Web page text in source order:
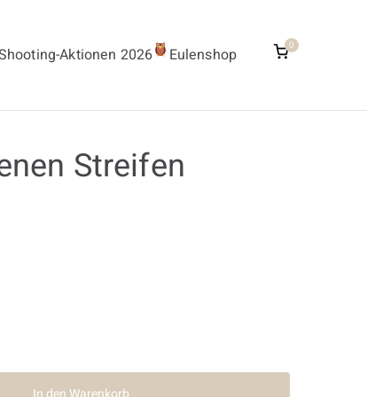
Aktionen 2026 Eulenshop 0
Streifen